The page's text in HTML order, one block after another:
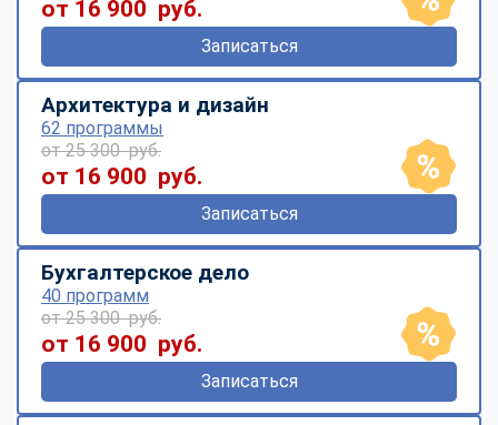
от 16 900 руб.
Записаться
Архитектура и дизайн
62 программы
от 25 300 руб.
от 16 900 руб.
Записаться
Бухгалтерское дело
40 программ
от 25 300 руб.
от 16 900 руб.
Записаться